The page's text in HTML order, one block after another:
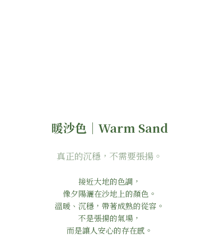
暖沙色｜Warm Sand
真正的沉穩，不需要張揚。
接近大地的色調，
像夕陽灑在沙地上的顏色。
溫暖、沉穩，帶著成熟的從容。
不是張揚的氣場，
而是讓人安心的存在感。